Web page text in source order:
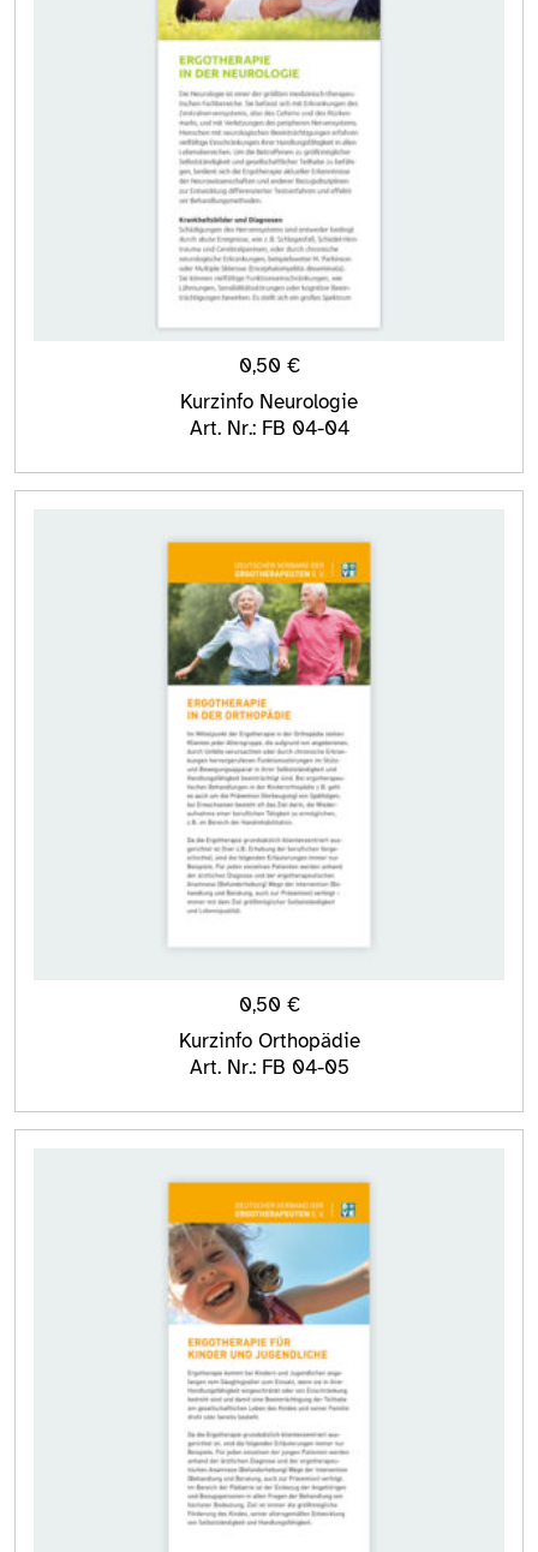
0,50 €
Kurzinfo Neurologie
Art. Nr.: FB 04-04
0,50 €
Kurzinfo Orthopädie
Art. Nr.: FB 04-05